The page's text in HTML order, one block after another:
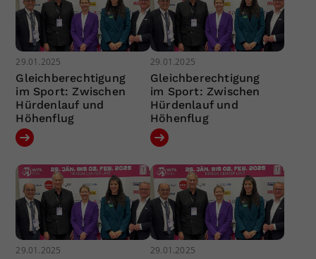
29.01.2025
Gleichberechtigung
im Sport: Zwischen
Hürdenlauf und
Höhenflug
29.01.2025
Gleichberechtigung
im Sport: Zwischen
Hürdenlauf und
Höhenflug
29.01.2025 29.01.2025